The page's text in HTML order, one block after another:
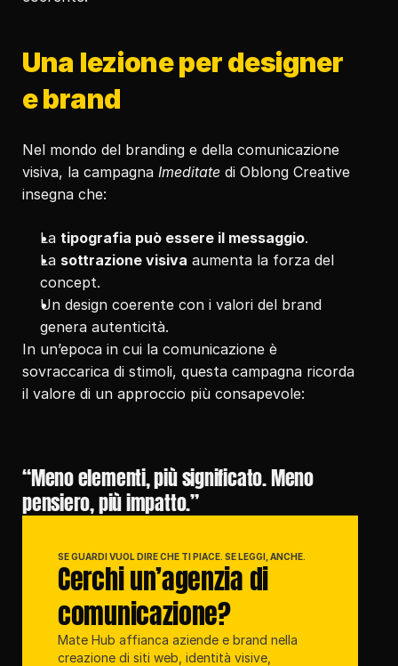
Una lezione per designer
e brand
Nel mondo del branding e della comunicazione
visiva, la campagna Imeditate di Oblong Creative
insegna che:
La tipografia può essere il messaggio.
La sottrazione visiva aumenta la forza del
concept.
Un design coerente con i valori del brand
genera autenticità.
In un’epoca in cui la comunicazione è
sovraccarica di stimoli, questa campagna ricorda
il valore di un approccio più consapevole:
“Meno elementi, più significato. Meno
pensiero, più impatto.”
SE GUARDI VUOL DIRE CHE TI PIACE. SE LEGGI, ANCHE.
Cerchi un’agenzia di
comunicazione?
Mate Hub affianca aziende e brand nella
creazione di siti web, identità visive,